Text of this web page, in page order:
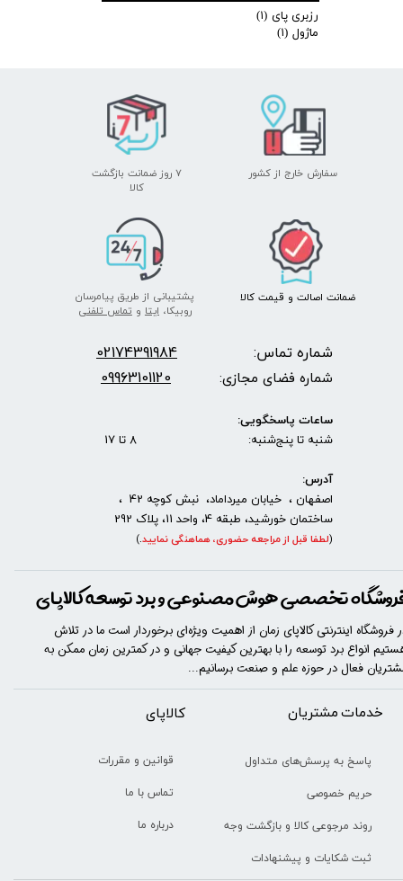
رزبری پای (۱)
ماژول (۱)
پشتیبانی از طریق پیامرسان
روبیکا، ایتا و تماس تلفنی
سفارش خارج از کشور
۷ روز ضمانت بازگشت
​​​​​​​کالا
ضمانت اصالت و قیمت​​​​​​​ کالا ​​​​​​​
خدمات مشتریان
پاسخ به پرسش‌های متداول
حریم خصوصی
روند مرجوعی کالا و بازگشت وجه
ثبت شکایات و پیشنهادات
​​کالاپای
قوانین و مقررات
تماس با ما
درباره ما
تخصصی هوش مصنوعی و برد توسعه کالاپای
فروشگاه اینترنتی کالاپای زمان از اهمیت ویژه‌ای برخوردار است ما در تلاش
انواع برد توسعه را با​​​ بهترین کیفیت جهانی و در کمترین زمان ممکن به
فعال در حوزه علم و صنعت برسانیم...
شماره تماس: 02174391984
شماره فضای مجازی: 09963101120
ساعات پاسخگویی:
شنبه تا پنج‌شنبه: 8 تا 17
آدرس:
اصفهان ، خیابان میرداماد، نبش کوچه 42 ،
ساختمان خورشید، طبقه 4، واحد 11، پلاک 292
(لطفا قبل از مراجعه حضوری، هماهنگی نمایید.
)